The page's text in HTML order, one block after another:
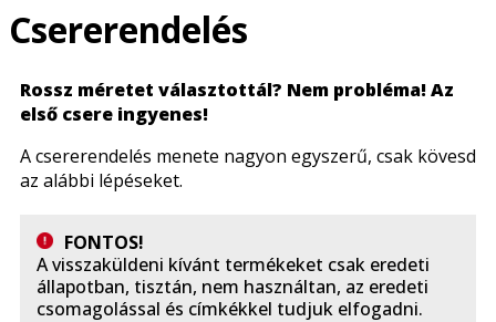
Csererendelés
Rossz méretet választottál? Nem probléma! Az
első csere ingyenes!
A csererendelés menete nagyon egyszerű, csak kövesd
az alábbi lépéseket.
FONTOS!
A visszaküldeni kívánt termékeket csak eredeti
állapotban, tisztán, nem használtan, az eredeti
csomagolással és címkékkel tudjuk elfogadni.